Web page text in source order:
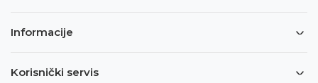
Informacije
Korisnički servis